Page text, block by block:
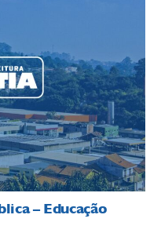
– Educação